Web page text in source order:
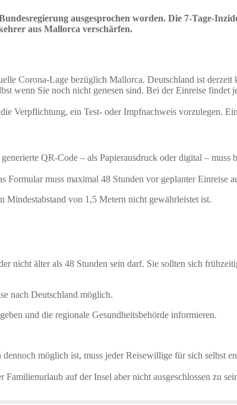
ausgesprochen worden. Die 7-Tage-
aus Mallorca verschärfen.
Corona-Lage bezüglich Mallorca. Deutschland ist
wenn Sie noch nicht genesen sind. Bei der Einreise findet
Verpflichtung, ein Test- oder Impfnachweis vorzulegen.
QR-Code – als Papierausdruck oder digital – muss
muss maximal 48 Stunden vor geplanter Einreise
von 1,5 Metern nicht gewährleistet ist.
nicht älter als 48 Stunden sein darf. Sie sollten sich
nach Deutschland möglich.
und die regionale Gesundheitsbehörde informieren.
möglich ist, muss jeder Reisewillige für sich selbst
auf der Insel aber nicht ausgeschlossen zu